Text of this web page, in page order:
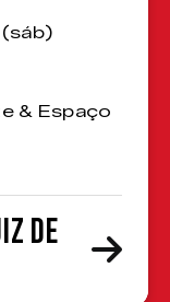
& Espaço
de